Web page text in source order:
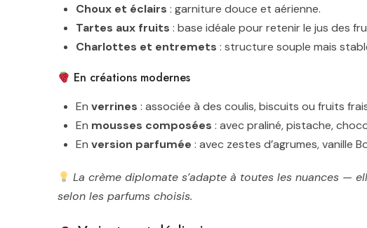
Choux et éclairs : garniture douce et aérienne.
Tartes aux fruits : base idéale pour retenir le jus des
Charlottes et entremets : structure souple mais
En créations modernes
En verrines : associée à des coulis, biscuits ou fruits
En mousses composées : avec praliné, pistache,
En version parfumée : avec zestes d’agrumes, vanille
La crème diplomate s’adapte à toutes les nuances —
selon les parfums choisis.